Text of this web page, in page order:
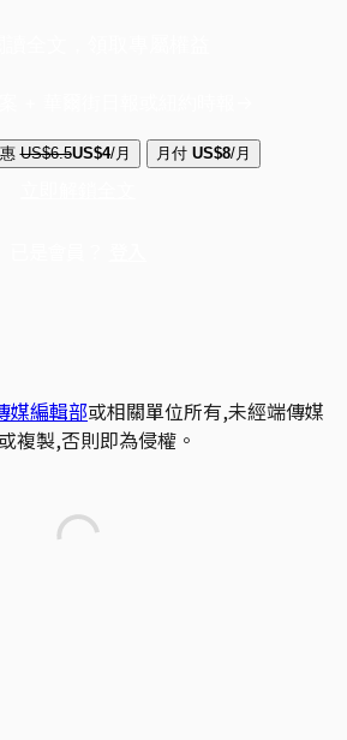
US$6.5US$4/月 月付 US$8/月
媒編輯部或相關單位所有,未經端傳媒
複製,否則即為侵權。